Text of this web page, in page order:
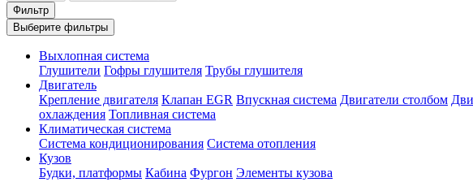
Фильтр
Выберите фильтры
Выхлопная система
Глушители Гофры глушителя Трубы глушителя
Двигатель
Крепление двигателя Клапан EGR Впускная система Двигатели столбом
охлаждения Топливная система
Климатическая система
Система кондиционирования Система отопления
Кузов
Будки, платформы Кабина Фургон Элементы кузова